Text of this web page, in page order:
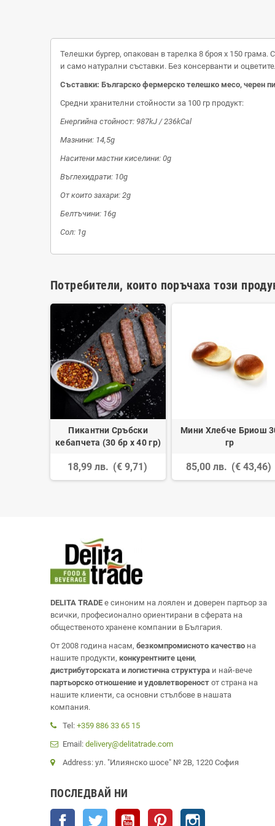
Телешки бургер, опакован в тарелка 8 броя х 150
и само натурални съставки. Без консерванти и
Съставки: Българско фермерско телешко месо, черен
Средни хранителни стойности за 100 гр продукт:
Енергийна стойност: 987kJ / 236kCal
Мазнини: 14,5g
Наситени мастни киселини: 0g
Въглехидрати: 10g
От които захари: 2g
Белтъчини: 16g
Сол: 1g
Потребители, които поръчаха този
Пикантни Сръбски
кебапчета (30 бр х 40 гр)
18,99 лв. (€ 9,71)
Мини Хлебче Бриош
гр
85,00 лв. (€ 43,46)
DELITA TRADE е синоним на лоялен и доверен партьор за
всички, професионално ориентирани в сферата на
общественото хранене компании в България.
От 2008 година насам, безкомпромисното качество на
нашите продукти, конкурентните цени,
дистрибуторската и логистична структура и най-вече
партьорско отношение и удовлетвореност от страна на
нашите клиенти, са основни стълбове в нашата
компания.
Tel: +359 886 33 65 15
Email: delivery@delitatrade.com
Address: ул. "Илиянско шосе" № 2В, 1220 София
ПОСЛЕДВАЙ НИ
Facebook Twitter YouTube Pinterest